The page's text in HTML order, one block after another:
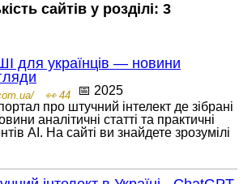
сайтів у розділі: 3
для українців — новини
👀 44
📅 2025
про штучний інтелект де зібрані
аналітичні статті та практичні
АІ. На сайті ви знайдете зрозумілі